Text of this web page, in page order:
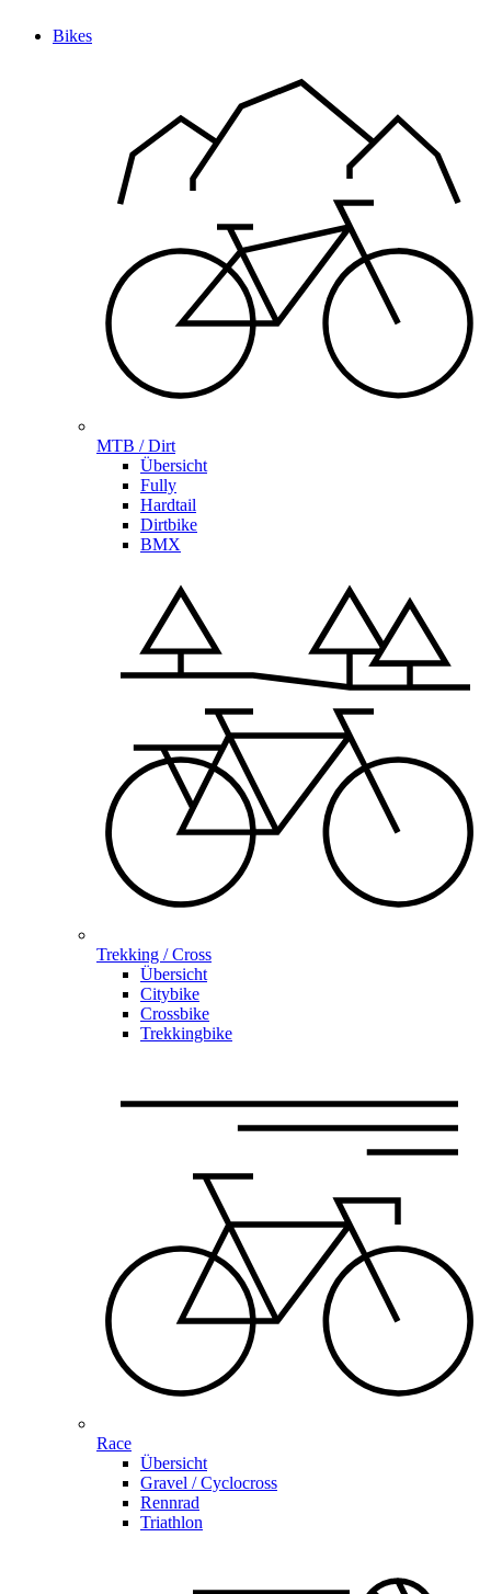
Bikes
MTB / Dirt
Übersicht
Fully
Hardtail
Dirtbike
BMX
Trekking / Cross
Übersicht
Citybike
Crossbike
Trekkingbike
Race
Übersicht
Gravel / Cyclocross
Rennrad
Triathlon